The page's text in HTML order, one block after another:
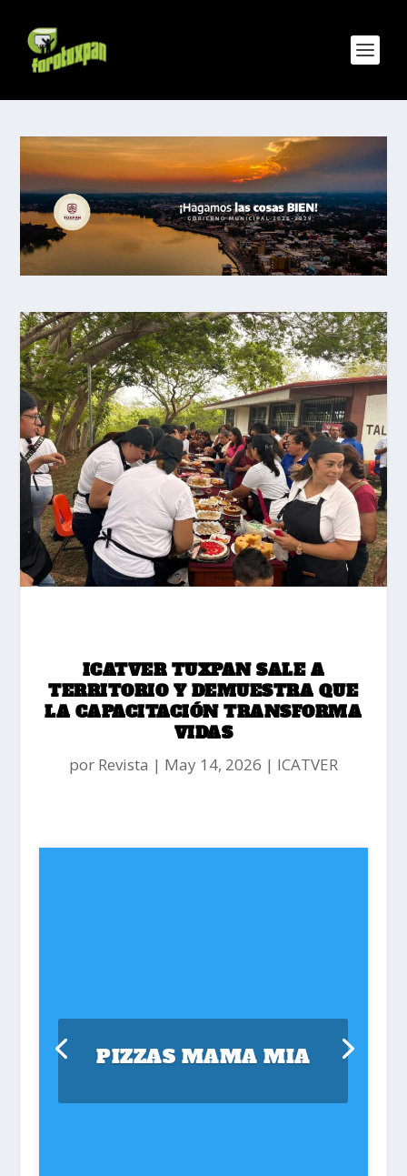
ICATVER TUXPAN SALE A
TERRITORIO Y DEMUESTRA QUE
LA CAPACITACIÓN TRANSFORMA
VIDAS
por Revista | May 14, 2026 | ICATVER
PIZZAS MAMA MIA